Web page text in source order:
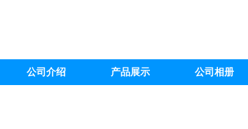
公司介绍 产品展示 公司相册